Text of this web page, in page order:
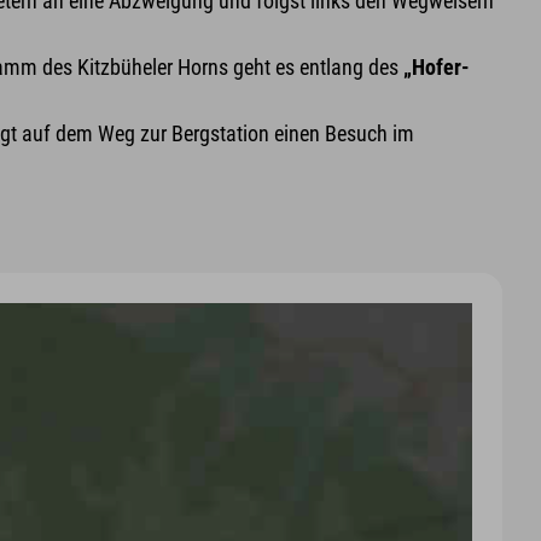
des Kitzbüheler Horns geht es entlang des „Hofer-
auf dem Weg zur Bergstation einen Besuch im